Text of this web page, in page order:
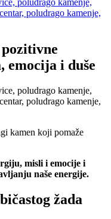
emocija i duše
kamen koji pomaže
misli i emocije i
naše energije.
žada